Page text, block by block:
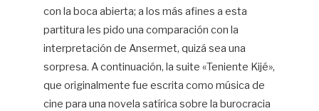
con la boca abierta; a los más afines a esta
partitura les pido una comparación con la
interpretación de Ansermet, quizá sea una
sorpresa. A continuación, la suite «Teniente Kijé»,
que originalmente fue escrita como música de
cine para una novela satírica sobre la burocracia